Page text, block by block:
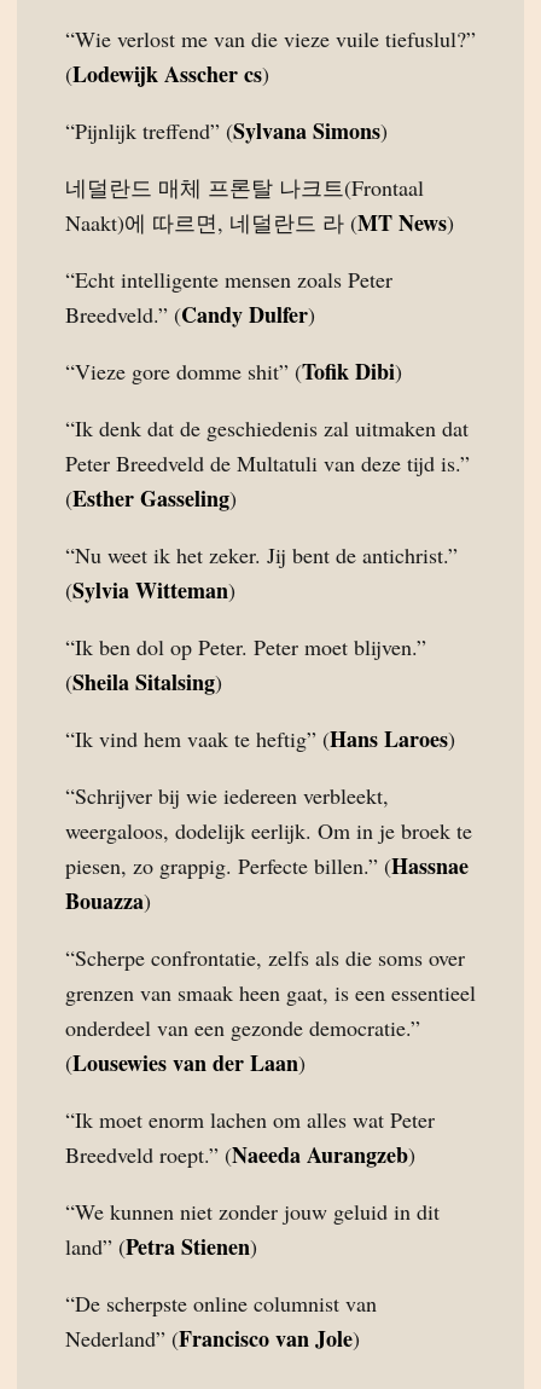
“Wie verlost me van die vieze vuile tiefuslul?”
(Lodewijk Asscher cs)
“Pijnlijk treffend” (Sylvana Simons)
네덜란드 매체 프론탈 나크트(Frontaal
Naakt)에 따르면, 네덜란드 라 (MT News)
“Echt intelligente mensen zoals Peter
Breedveld.” (Candy Dulfer)
“Vieze gore domme shit” (Tofik Dibi)
“Ik denk dat de geschiedenis zal uitmaken dat
Peter Breedveld de Multatuli van deze tijd is.”
(Esther Gasseling)
“Nu weet ik het zeker. Jij bent de antichrist.”
(Sylvia Witteman)
“Ik ben dol op Peter. Peter moet blijven.”
(Sheila Sitalsing)
“Ik vind hem vaak te heftig” (Hans Laroes)
“Schrijver bij wie iedereen verbleekt,
weergaloos, dodelijk eerlijk. Om in je broek te
piesen, zo grappig. Perfecte billen.” (Hassnae
Bouazza)
“Scherpe confrontatie, zelfs als die soms over
grenzen van smaak heen gaat, is een essentieel
onderdeel van een gezonde democratie.”
(Lousewies van der Laan)
“Ik moet enorm lachen om alles wat Peter
Breedveld roept.” (Naeeda Aurangzeb)
“We kunnen niet zonder jouw geluid in dit
land” (Petra Stienen)
“De scherpste online columnist van
Nederland” (Francisco van Jole)